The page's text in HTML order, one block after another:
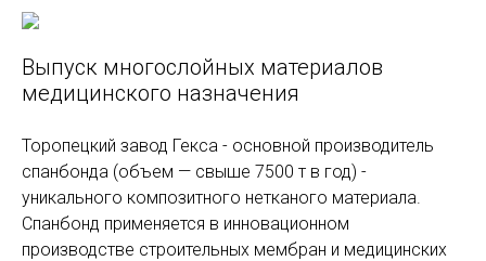
Выпуск многослойных материалов
медицинского назначения
Торопецкий завод Гекса - основной производитель
спанбонда (объем — свыше 7500 т в год) -
уникального композитного нетканого материала.
Спанбонд применяется в инновационном
производстве строительных мембран и медицинских